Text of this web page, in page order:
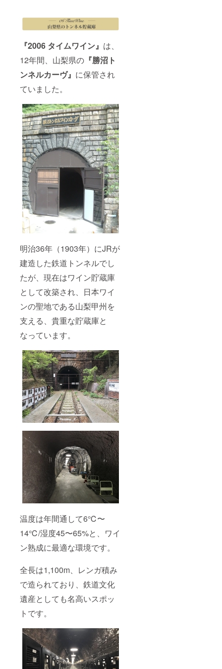
『2006 タイムワイン』 は、
12年間、山梨県の 『勝沼ト
ンネルカーヴ』 に保管され
ていました。
明治36年（1903年）にJRが
建造した鉄道トンネルでし
たが、現在はワイン貯蔵庫
として改築され、日本ワイ
ンの聖地である山梨甲州を
支える、貴重な貯蔵庫と
なっています。
温度は年間通して6℃〜
14℃/湿度45〜65%と、ワイ
ン熟成に最適な環境です。
全長は1,100m、レンガ積み
で造られており、鉄道文化
遺産としても名高いスポッ
トです。